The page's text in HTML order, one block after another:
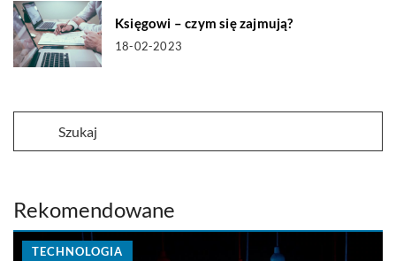
Księgowi – czym się zajmują?
18-02-2023
Rekomendowane
TECHNOLOGIA